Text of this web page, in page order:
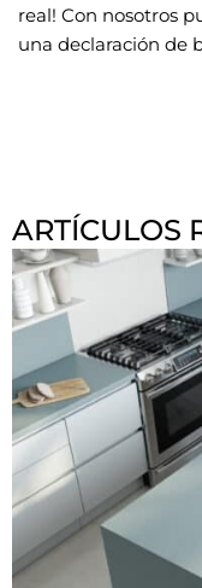
real! Con nosotros
una declaración de
ARTÍCULOS